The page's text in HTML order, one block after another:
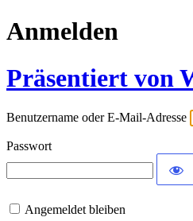
Anmelden
Präsentiert von
Benutzername oder E-Mail-Adresse
Passwort
Angemeldet bleiben